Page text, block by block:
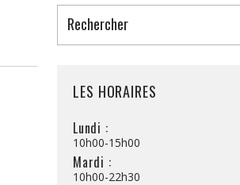
LES HORAIRES
Lundi :
10h00-15h00
Mardi :
10h00-22h30